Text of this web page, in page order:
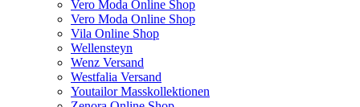
Vero Moda Online Shop
Vero Moda Online Shop
Vila Online Shop
Wellensteyn
Wenz Versand
Westfalia Versand
Youtailor Masskollektionen